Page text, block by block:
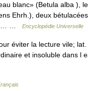
blanc» (Betula alba ),
Ehrh.), deux
…
Encyclopédie Universelle
éviter la lecture vile; lat.
et insoluble dans l